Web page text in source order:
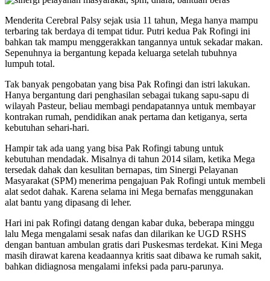
Menderita Cerebral Palsy sejak usia 11 tahun, Mega hanya mampu
terbaring tak berdaya di tempat tidur. Putri kedua Pak Rofingi ini
bahkan tak mampu menggerakkan tangannya untuk sekadar makan.
Sepenuhnya ia bergantung kepada keluarga setelah tubuhnya
lumpuh total.
Tak banyak pengobatan yang bisa Pak Rofingi dan istri lakukan.
Hanya bergantung dari penghasilan sebagai tukang sapu-sapu di
wilayah Pasteur, beliau membagi pendapatannya untuk membayar
kontrakan rumah, pendidikan anak pertama dan ketiganya, serta
kebutuhan sehari-hari.
Hampir tak ada uang yang bisa Pak Rofingi tabung untuk
kebutuhan mendadak. Misalnya di tahun 2014 silam, ketika Mega
tersedak dahak dan kesulitan bernapas, tim Sinergi Pelayanan
Masyarakat (SPM) menerima pengajuan Pak Rofingi untuk membeli
alat sedot dahak. Karena selama ini Mega bernafas menggunakan
alat bantu yang dipasang di leher.
Hari ini pak Rofingi datang dengan kabar duka, beberapa minggu
lalu Mega mengalami sesak nafas dan dilarikan ke UGD RSHS
dengan bantuan ambulan gratis dari Puskesmas terdekat. Kini Mega
masih dirawat karena keadaannya kritis saat dibawa ke rumah sakit,
bahkan didiagnosa mengalami infeksi pada paru-parunya.